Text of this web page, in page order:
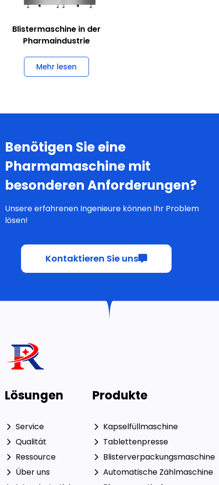
Blistermaschine in der
Pharmaindustrie
Mehr lesen
Benötigen Sie eine
Pharmamaschine mit
besonderen Anforderungen?
Unsere erfahrenen Ingenieure können Ihr Problem
lösen!
Kontaktieren Sie uns
Lösungen
Service
Qualität
Ressource
Über uns
Produkte
Kapselfüllmaschine
Tablettenpresse
Blisterverpackungsmaschine
Automatische Zählmaschine